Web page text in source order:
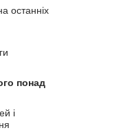
останніх
понад
і